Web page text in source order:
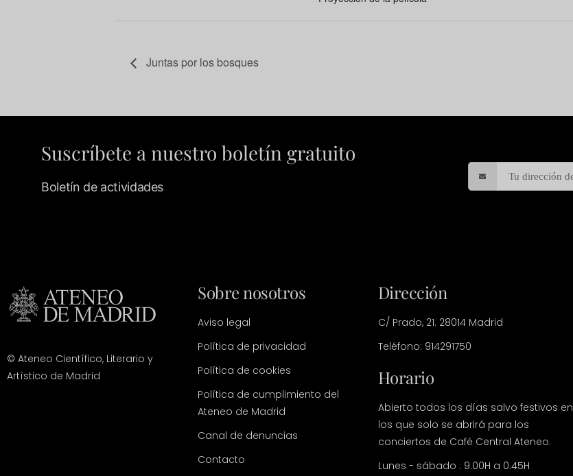
Juntas por los bosques
Suscríbete a nuestro boletín gratuito
Boletín de actividades
© Ateneo Científico, Literario y
Artístico de Madrid
Sobre nosotros
Aviso legal
Política de privacidad
Política de cookies
Política de cumplimiento del
Ateneo de Madrid
Canal de denuncias
Contacto
Dirección
C/ Prado, 21. 28014 Madrid
Teléfono: 914291750
Horario
Abierto todos los días salvo festivos en
los que solo se abrirá para los
conciertos de Café Central Ateneo.
Lunes - sábado : 9.00H a 0.45H